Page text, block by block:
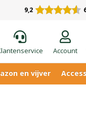
9,2
Account
en vijver